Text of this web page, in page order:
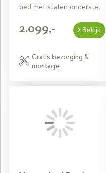
bed met stalen onderstel
2.099,- Bekijk
Gratis bezorging &
montage!